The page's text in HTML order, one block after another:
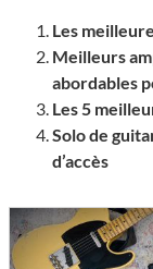
Les
Meilleurs
abordables
Les 5
Solo de
d’accès